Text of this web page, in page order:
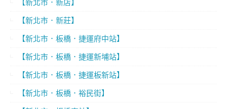
【新北市．新店】
【新北市．新莊】
【新北市．板橋．捷運府中站】
【新北市．板橋．捷運新埔站】
【新北市．板橋．捷運板新站】
【新北市．板橋．裕民街】